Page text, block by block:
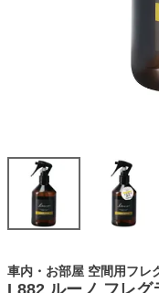
車内・お部屋 空間用フレ